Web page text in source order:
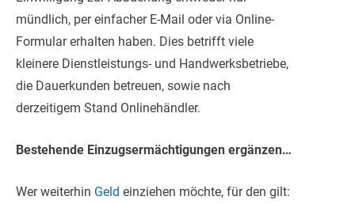
mündlich, per einfacher E-Mail oder via Online-
Formular erhalten haben. Dies betrifft viele
kleinere Dienstleistungs- und Handwerksbetriebe,
die Dauerkunden betreuen, sowie nach
derzeitigem Stand Onlinehändler.
Bestehende Einzugsermächtigungen ergänzen…
Wer weiterhin Geld einziehen möchte, für den gilt: